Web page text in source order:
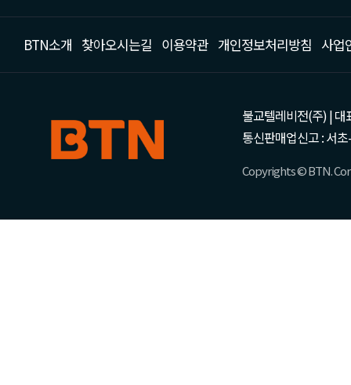
BTN소개 찾아오시는길 이용약관 개인정보처리방침 사업
불교텔레비전(주) | 대
통신판매업신고 : 서
Copyrights © BTN.